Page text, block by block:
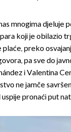
mnogima djeluje
koji je obilazio
plaće, preko
pa sve do
i Valentina
ne jamče
pronaći put